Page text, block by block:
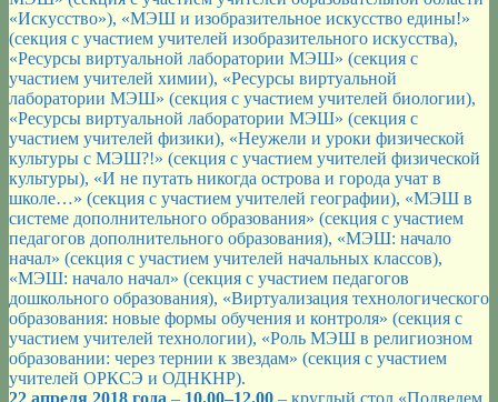
«Искусство»), «МЭШ и изобразительное искусство едины!»
(секция с участием учителей изобразительного искусства),
«Ресурсы виртуальной лаборатории МЭШ» (секция с
участием учителей химии), «Ресурсы виртуальной
лаборатории МЭШ» (секция с участием учителей биологии),
«Ресурсы виртуальной лаборатории МЭШ» (секция с
участием учителей физики), «Неужели и уроки физической
культуры с МЭШ?!» (секция с участием учителей физической
культуры), «И не путать никогда острова и города учат в
школе…» (секция с участием учителей географии), «МЭШ в
системе дополнительного образования» (секция с участием
педагогов дополнительного образования), «МЭШ: начало
начал» (секция с участием учителей начальных классов),
«МЭШ: начало начал» (секция с участием педагогов
дошкольного образования), «Виртуализация технологического
образования: новые формы обучения и контроля» (секция с
участием учителей технологии), «Роль МЭШ в религиозном
образовании: через тернии к звездам» (секция с участием
учителей ОРКСЭ и ОДНКНР).
22 апреля 2018 года – 10.00–12.00 – круглый стол «Подведем